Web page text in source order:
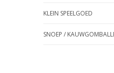
KLEIN SPEELGOED
SNOEP /